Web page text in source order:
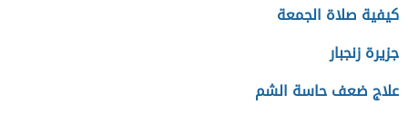
كيفية صلاة الجمعة
جزيرة زنجبار
علاج ضعف حاسة الشم